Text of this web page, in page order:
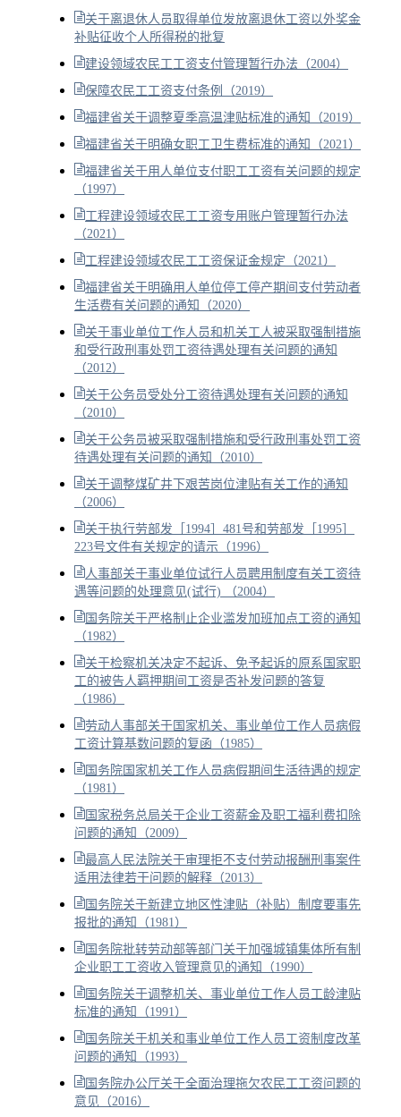
关于离退休人员取得单位发放离退休工资以外奖金
补贴征收个人所得税的批复
建设领域农民工工资支付管理暂行办法（2004）
保障农民工工资支付条例（2019）
福建省关于调整夏季高温津贴标准的通知（2019）
福建省关于明确女职工卫生费标准的通知（2021）
福建省关于用人单位支付职工工资有关问题的规定
（1997）
工程建设领域农民工工资专用账户管理暂行办法
（2021）
工程建设领域农民工工资保证金规定（2021）
福建省关于明确用人单位停工停产期间支付劳动者
生活费有关问题的通知（2020）
关于事业单位工作人员和机关工人被采取强制措施
和受行政刑事处罚工资待遇处理有关问题的通知
（2012）
关于公务员受处分工资待遇处理有关问题的通知
（2010）
关于公务员被采取强制措施和受行政刑事处罚工资
待遇处理有关问题的通知（2010）
关于调整煤矿井下艰苦岗位津贴有关工作的通知
（2006）
关于执行劳部发［1994］481号和劳部发［1995］
223号文件有关规定的请示（1996）
人事部关于事业单位试行人员聘用制度有关工资待
遇等问题的处理意见(试行) （2004）
国务院关于严格制止企业滥发加班加点工资的通知
（1982）
关于检察机关决定不起诉、免予起诉的原系国家职
工的被告人羁押期间工资是否补发问题的答复
（1986）
劳动人事部关于国家机关、事业单位工作人员病假
工资计算基数问题的复函（1985）
国务院国家机关工作人员病假期间生活待遇的规定
（1981）
国家税务总局关于企业工资薪金及职工福利费扣除
问题的通知（2009）
最高人民法院关于审理拒不支付劳动报酬刑事案件
适用法律若干问题的解释（2013）
国务院关于新建立地区性津贴（补贴）制度要事先
报批的通知（1981）
国务院批转劳动部等部门关于加强城镇集体所有制
企业职工工资收入管理意见的通知（1990）
国务院关于调整机关、事业单位工作人员工龄津贴
标准的通知（1991）
国务院关于机关和事业单位工作人员工资制度改革
问题的通知（1993）
国务院办公厅关于全面治理拖欠农民工工资问题的
意见（2016）